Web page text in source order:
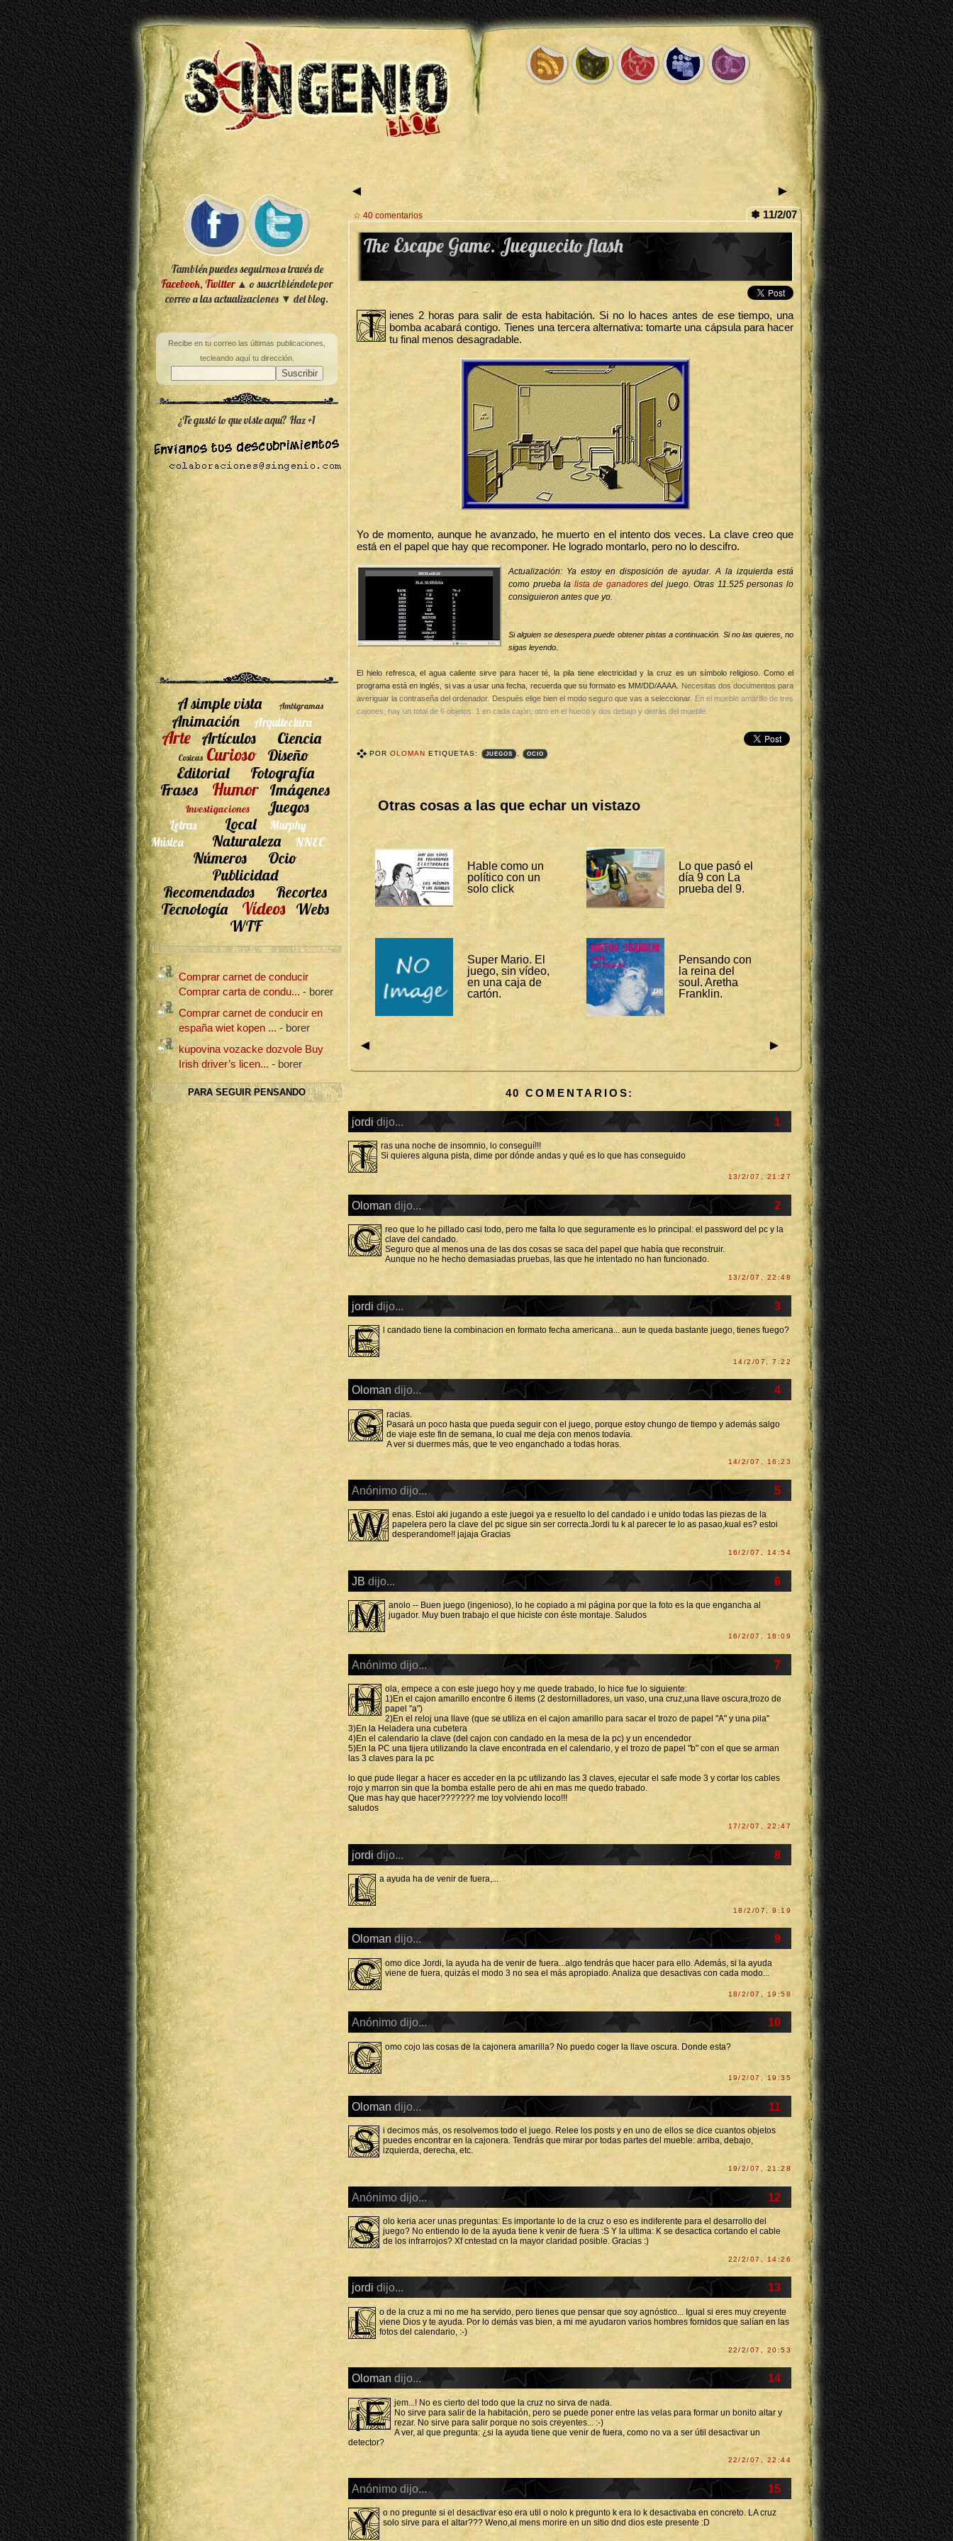
◄ ►
✽ 11/2/07
☆ 40 comentarios
The Escape Game. Jueguecito flash
T
ienes 2 horas para salir de esta habitación. Si no lo haces antes de ese tiempo, una
bomba acabará contigo. Tienes una tercera alternativa: tomarte una cápsula para hacer
tu final menos desagradable.
Yo de momento, aunque he avanzado, he muerto en el intento dos veces. La clave creo que
está en el papel que hay que recomponer. He logrado montarlo, pero no lo descifro.
Actualización: Ya estoy en disposición de ayudar. A la izquierda está
como prueba la lista de ganadoresdel juego. Otras 11.525 personas lo
consiguieron antes que yo.
Si alguien se desespera puede obtener pistas a continuación. Si no las quieres, no
sigas leyendo.
El hielo refresca, el agua caliente sirve para hacer té, la pila tiene electricidad y la cruz es un símbolo religioso. Como el
programa está en inglés, si vas a usar una fecha, recuerda que su formato es MM/DD/AAAA.
Necesitas dos documentos para
averiguar la contraseña del ordenador. Después elige bien el modo seguro que vas a seleccionar. En el mueble amarillo de tres
cajones, hay un total de 6 objetos: 1 en cada cajón, otro en el hueco y dos debajo y detrás del mueble.
POROLOMANETIQUETAS: JUEGOS , OCIO
Otras cosas a las que echar un vistazo
Hable como un
político con un
solo click
Lo que pasó el
día 9 con La
prueba del 9.
Super Mario. El
juego, sin vídeo,
en una caja de
cartón.
Pensando con
la reina del
soul. Aretha
Franklin.
◄ ►
40 COMENTARIOS:
jordi dijo... 1
T
ras una noche de insomnio, lo conseguí!!!
Si quieres alguna pista, dime por dónde andas y qué es lo que has conseguido
13/2/07, 21:27
Oloman dijo... 2
C
reo que lo he pillado casi todo, pero me falta lo que seguramente es lo principal: el password del pc y la
clave del candado.
Seguro que al menos una de las dos cosas se saca del papel que había que reconstruir.
Aunque no he hecho demasiadas pruebas, las que he intentado no han funcionado.
13/2/07, 22:48
jordi dijo... 3
e l candado tiene la combinacion en formato fecha americana... aun te queda bastante juego, tienes fuego?
14/2/07, 7:22
Oloman dijo... 4
G
racias.
Pasará un poco hasta que pueda seguir con el juego, porque estoy chungo de tiempo y además salgo
de viaje este fin de semana, lo cual me deja con menos todavía.
A ver si duermes más, que te veo enganchado a todas horas.
14/2/07, 16:23
Anónimo dijo... 5
W
enas. Estoi aki jugando a este juegoi ya e resuelto lo del candado i e unido todas las piezas de la
papelera pero la clave del pc sigue sin ser correcta.Jordi tu k al parecer te lo as pasao,kual es? estoi
desperandome!! jajaja Gracias
16/2/07, 14:54
JB dijo... 6
M
anolo -- Buen juego (ingenioso), lo he copiado a mi página por que la foto es la que engancha al
jugador. Muy buen trabajo el que hiciste con éste montaje. Saludos
16/2/07, 18:09
Anónimo dijo... 7
H
ola, empece a con este juego hoy y me quede trabado, lo hice fue lo siguiente:
1)En el cajon amarillo encontre 6 items (2 destornilladores, un vaso, una cruz,una llave oscura,trozo de
papel "a")
2)En el reloj una llave (que se utiliza en el cajon amarillo para sacar el trozo de papel "A" y una pila"
3)En la Heladera una cubetera
4)En el calendario la clave (del cajon con candado en la mesa de la pc) y un encendedor
5)En la PC una tijera utilizando la clave encontrada en el calendario, y el trozo de papel "b" con el que se arman
las 3 claves para la pc
lo que pude llegar a hacer es acceder en la pc utilizando las 3 claves, ejecutar el safe mode 3 y cortar los cables
rojo y marron sin que la bomba estalle pero de ahi en mas me quedo trabado.
Que mas hay que hacer??????? me toy volviendo loco!!!
saludos
17/2/07, 22:47
jordi dijo... 8
l a ayuda ha de venir de fuera,...
18/2/07, 9:19
Oloman dijo... 9
C
omo dice Jordi, la ayuda ha de venir de fuera...algo tendrás que hacer para ello. Además, si la ayuda
viene de fuera, quizás el modo 3 no sea el más apropiado. Analiza que desactivas con cada modo...
18/2/07, 19:58
Anónimo dijo... 10
C omo cojo las cosas de la cajonera amarilla? No puedo coger la llave oscura. Donde esta?
19/2/07, 19:35
Oloman dijo... 11
S
i decimos más, os resolvemos todo el juego. Relee los posts y en uno de ellos se dice cuantos objetos
puedes encontrar en la cajonera. Tendrás que mirar por todas partes del mueble: arriba, debajo,
izquierda, derecha, etc.
19/2/07, 21:28
Anónimo dijo... 12
S
olo keria acer unas preguntas: Es importante lo de la cruz o eso es indiferente para el desarrollo del
juego? No entiendo lo de la ayuda tiene k venir de fuera :S Y la ultima: K se desactica cortando el cable
de los infrarrojos? Xf cntestad cn la mayor claridad posible. Gracias :)
22/2/07, 14:26
jordi dijo... 13
L
o de la cruz a mi no me ha servido, pero tienes que pensar que soy agnóstico... Igual si eres muy creyente
viene Dios y te ayuda. Por lo demás vas bien, a mi me ayudaron varios hombres fornidos que salían en las
fotos del calendario, :-)
22/2/07, 20:53
Oloman dijo... 14
¡E
jem...! No es cierto del todo que la cruz no sirva de nada.
No sirve para salir de la habitación, pero se puede poner entre las velas para formar un bonito altar y
rezar. No sirve para salir porque no sois creyentes... :-)
A ver, al que pregunta: ¿si la ayuda tiene que venir de fuera, como no va a ser útil desactivar un
detector?
22/2/07, 22:44
Anónimo dijo... 15
Y
o no pregunte si el desactivar eso era util o nolo k pregunto k era lo k desactivaba en concreto. LA cruz
solo sirve para el altar??? Weno,al mens morire en un sitio dnd dios este presente :D
También puedes seguirnos a través de
Facebook,Twitter▲ o suscribiéndote por
correo a las actualizaciones ▼ del blog.
Recibe en tu correo las últimas publicaciones,
tecleando aquí tu dirección.
¿Te gustó lo que viste aquí? Haz +1
A simple vista Ambigramas
Animación Arquitectura
Arte Artículos Ciencia
Cosicas Curioso
Diseño
Editorial
Fotografía
Frases
Humor Imágenes
Investigaciones Juegos
Letras Local
Murphy
Música
Naturaleza NNEC
Números
Ocio
Publicidad
Recomendados
Recortes
Tecnología
Vídeos Webs
WTF
Comprar carnet de conducir
Comprar carta de condu... - borer
Comprar carnet de conducir en
españa wiet kopen ... - borer
kupovina vozacke dozvole Buy
Irish driver’s licen... - borer
PARA SEGUIR PENSANDO